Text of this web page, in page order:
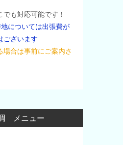
も対応可能です！
については出張費が
ございます
場合は事前にご案内さ
メニュー